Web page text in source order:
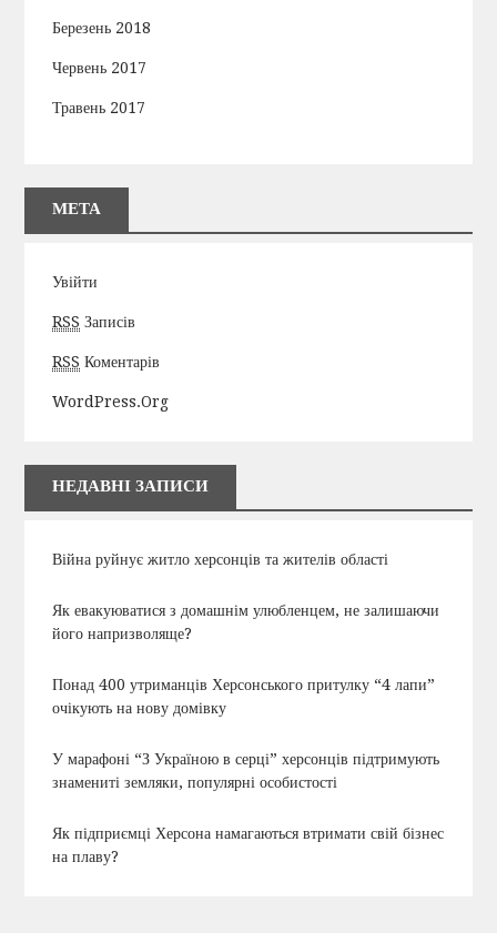
Березень 2018
Червень 2017
Травень 2017
МЕТА
Увійти
RSS Записів
RSS Коментарів
WordPress.org
НЕДАВНІ ЗАПИСИ
Війна руйнує житло херсонців та жителів області
Як евакуюватися з домашнім улюбленцем, не залишаючи
його напризволяще?
Понад 400 утриманців Херсонського притулку “4 лапи”
очікують на нову домівку
У марафоні “З Україною в серці” херсонців підтримують
знамениті земляки, популярні особистості
Як підприємці Херсона намагаються втримати свій бізнес
на плаву?